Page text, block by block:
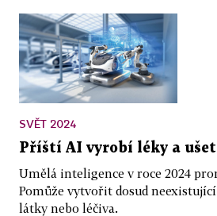
SVĚT 2024
Příští AI vyrobí léky a
Umělá inteligence v roce 2024
Pomůže vytvořit dosud
látky nebo léčiva.